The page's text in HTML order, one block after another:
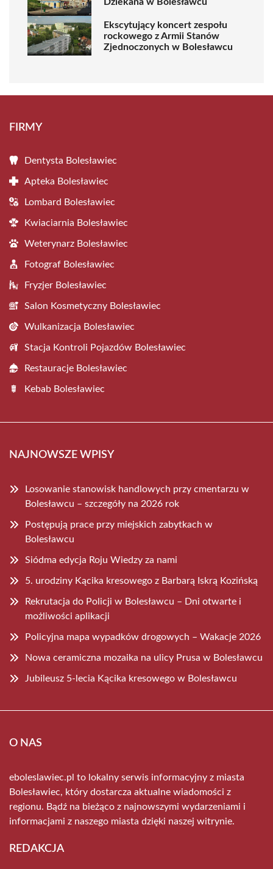
Ekscytujący koncert zespołu
rockowego z Armii Stanów
Zjednoczonych w Bolesławcu
FIRMY
Dentysta Bolesławiec
Apteka Bolesławiec
Lombard Bolesławiec
Kwiaciarnia Bolesławiec
Weterynarz Bolesławiec
Fotograf Bolesławiec
Fryzjer Bolesławiec
Salon Kosmetyczny Bolesławiec
Wulkanizacja Bolesławiec
Stacja Kontroli Pojazdów Bolesławiec
Restauracje Bolesławiec
Kebab Bolesławiec
NAJNOWSZE WPISY
Losowanie stanowisk handlowych przy cmentarzu w
Bolesławcu – szczegóły na 2026 rok
Postępują prace przy miejskich zabytkach w
Bolesławcu
Siódma edycja Roju Wiedzy za nami
5. urodziny Kącika kresowego z Barbarą Iskrą Kozińską
Rekrutacja do Policji w Bolesławcu – Dni otwarte i
możliwości aplikacji
Policyjna mapa wypadków drogowych – Wakacje 2026
Nowa ceramiczna mozaika na ulicy Prusa w Bolesławcu
Jubileusz 5-lecia Kącika kresowego w Bolesławcu
O NAS
eboleslawiec.pl to lokalny serwis informacyjny z miasta
Bolesławiec, który dostarcza aktualne wiadomości z
regionu. Bądź na bieżąco z najnowszymi wydarzeniami i
informacjami z naszego miasta dzięki naszej witrynie.
REDAKCJA